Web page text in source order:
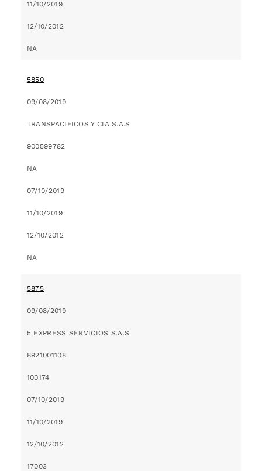
11/10/2019
12/10/2012
NA
5850
09/08/2019
TRANSPACIFICOS Y CIA S.A.S
900599782
NA
07/10/2019
11/10/2019
12/10/2012
NA
5875
09/08/2019
5 EXPRESS SERVICIOS S.A.S
8921001108
100174
07/10/2019
11/10/2019
12/10/2012
17003